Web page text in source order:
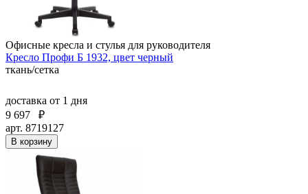
Офисные кресла и стулья для руководителя
Кресло Профи Б 1932, цвет черный
ткань/сетка
доставка от 1 дня
9 697
₽
арт. 8719127
В корзину